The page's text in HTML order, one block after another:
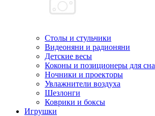
Cтолы и стульчики
Видеоняни и радионяни
Детские весы
Коконы и позиционеры для сна
Ночники и проекторы
Увлажнители воздуха
Шезлонги
Коврики и боксы
Игрушки